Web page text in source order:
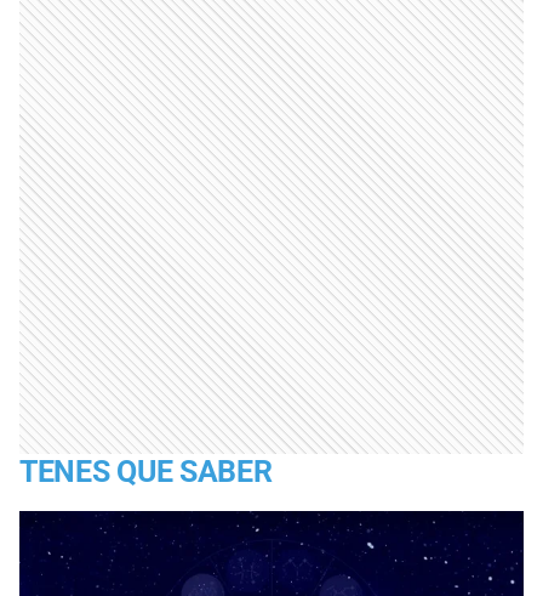
TENES QUE SABER